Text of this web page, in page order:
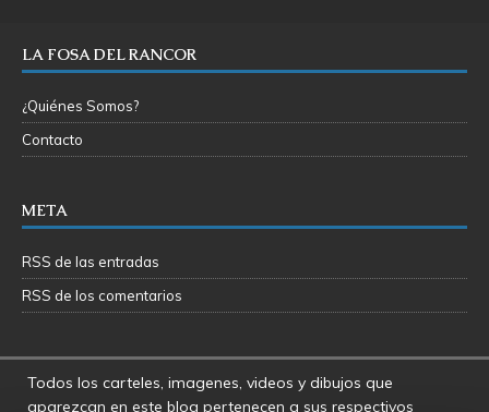
LA FOSA DEL RANCOR
¿Quiénes Somos?
Contacto
META
RSS de las entradas
RSS de los comentarios
Todos los carteles, imagenes, videos y dibujos que
aparezcan en este blog pertenecen a sus respectivos